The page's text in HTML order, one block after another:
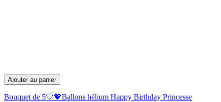
Ajouter au panier
Bouquet de 5🤍💖Ballons hélium Happy Birthday Princesse